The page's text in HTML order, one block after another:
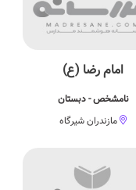
امام رضا (ع)
نامشخص - دبستان
مازندران شیرگاه